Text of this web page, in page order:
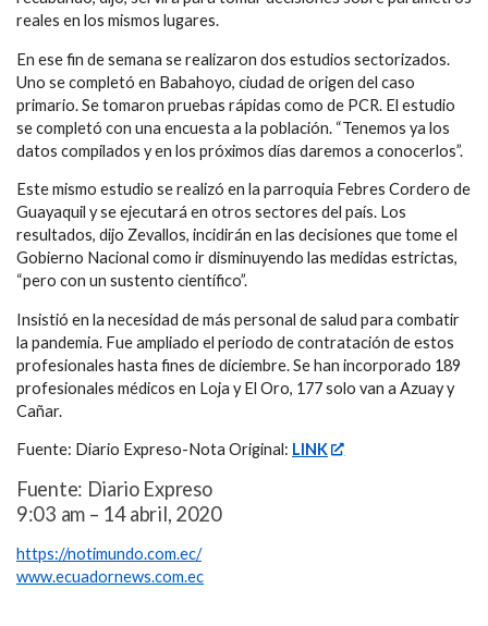
reales en los mismos lugares.
En ese fin de semana se realizaron dos estudios sectorizados.
Uno se completó en Babahoyo, ciudad de origen del caso
primario. Se tomaron pruebas rápidas como de PCR. El estudio
se completó con una encuesta a la población. “Tenemos ya los
datos compilados y en los próximos días daremos a conocerlos”.
Este mismo estudio se realizó en la parroquia Febres Cordero de
Guayaquil y se ejecutará en otros sectores del país. Los
resultados, dijo Zevallos, incidirán en las decisiones que tome el
Gobierno Nacional como ir disminuyendo las medidas estrictas,
“pero con un sustento científico”.
Insistió en la necesidad de más personal de salud para combatir
la pandemia. Fue ampliado el periodo de contratación de estos
profesionales hasta fines de diciembre. Se han incorporado 189
profesionales médicos en Loja y El Oro, 177 solo van a Azuay y
Cañar.
Fuente: Diario Expreso-Nota Original: LINK
Fuente: Diario Expreso
9:03 am – 14 abril, 2020
https://notimundo.com.ec/
www.ecuadornews.com.ec